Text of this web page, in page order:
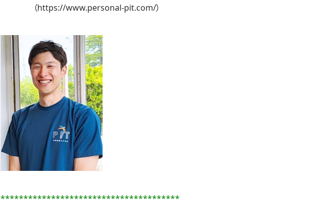
（https://www.personal-pit.com/）
***************************************